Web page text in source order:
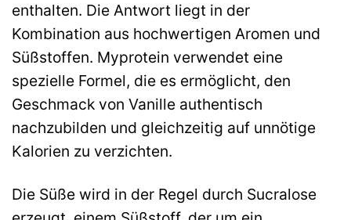
enthalten. Die Antwort liegt in der
Kombination aus hochwertigen Aromen und
Süßstoffen. Myprotein verwendet eine
spezielle Formel, die es ermöglicht, den
Geschmack von Vanille authentisch
nachzubilden und gleichzeitig auf unnötige
Kalorien zu verzichten.
Die Süße wird in der Regel durch Sucralose